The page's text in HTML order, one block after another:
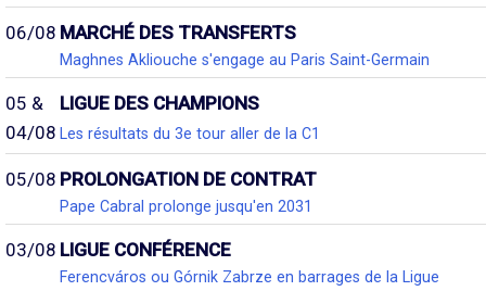
06/08 MARCHÉ DES TRANSFERTS
Maghnes Akliouche s'engage au Paris Saint-Germain
05 &
04/08
LIGUE DES CHAMPIONS
Les résultats du 3e tour aller de la C1
05/08 PROLONGATION DE CONTRAT
Pape Cabral prolonge jusqu'en 2031
03/08 LIGUE CONFÉRENCE
Ferencváros ou Górnik Zabrze en barrages de la Ligue